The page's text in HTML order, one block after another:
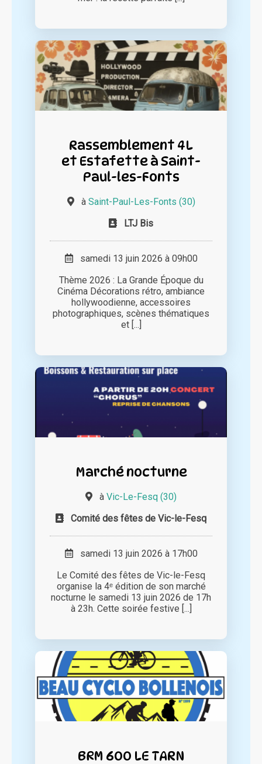
Rassemblement 4L
et Estafette à Saint-
Paul-les-Fonts
à Saint-Paul-Les-Fonts (30)
LTJ Bis
samedi 13 juin 2026 à 09h00
Thème 2026 : La Grande Époque du
Cinéma Décorations rétro, ambiance
hollywoodienne, accessoires
photographiques, scènes thématiques
et [...]
Marché nocturne
à Vic-Le-Fesq (30)
Comité des fêtes de Vic-le-Fesq
samedi 13 juin 2026 à 17h00
Le Comité des fêtes de Vic-le-Fesq
organise la 4ᵉ édition de son marché
nocturne le samedi 13 juin 2026 de 17h
à 23h. Cette soirée festive [...]
BRM 600 LE TARN